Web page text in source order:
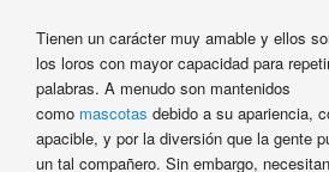
Tienen un carácter muy amable y ellos
los loros con mayor capacidad para
palabras. A menudo son mantenidos
como mascotas debido a su apariencia,
apacible, y por la diversión que la gente
un tal compañero. Sin embargo,